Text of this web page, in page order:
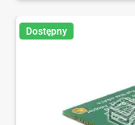
Dostępny